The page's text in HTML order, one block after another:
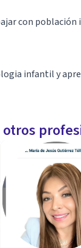
con población
infantil y
otros